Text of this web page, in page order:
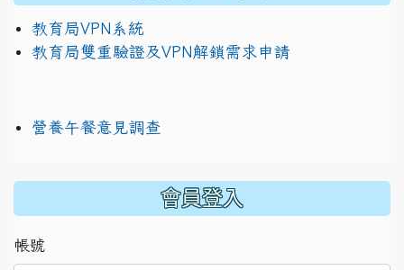
教育局VPN系統
教育局雙重驗證及VPN解鎖需求申請
營養午餐意見調查
會員登入
帳號